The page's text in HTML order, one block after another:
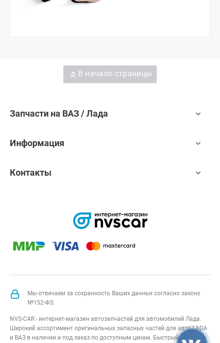
В начало страницы
Запчасти на ВАЗ / Лада
Информация
Контакты
Мы отвечаем за сохранность Ваших данных согласно закону
№152-ФЗ:
NVS-CAR - интернет-магазин автозапчастей для автомобилей Лада.
Широкий ассортимент оригинальных запасных частей для авто LADA
и ВАЗ в наличии и под заказ по доступным ценам. Быстрый подбор и